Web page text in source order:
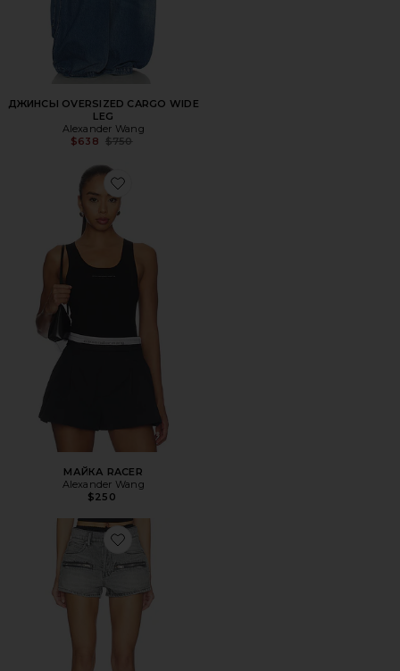
ДЖИНСЫ OVERSIZED CARGO WIDE
LEG
Alexander Wang
$638 Previous price:
$750
Favorite МАЙКА RACER
МАЙКА RACER
Alexander Wang
$250
Favorite ШОРТЫ SILK PRESTYLE MID RISE WITH